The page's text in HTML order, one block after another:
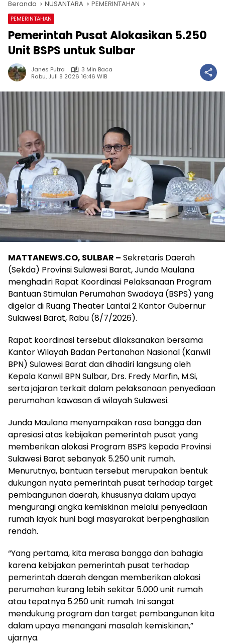
Beranda NUSANTARA PEMERINTAHAN
PEMERINTAHAN
Pemerintah Pusat Alokasikan 5.250
Unit BSPS untuk Sulbar
Janes Putra
3 Min Baca
Rabu, Juli 8 2026 16:46 WIB
MATTANEWS.CO, SULBAR – Sekretaris Daerah
(Sekda) Provinsi Sulawesi Barat, Junda Maulana
menghadiri Rapat Koordinasi Pelaksanaan Program
Bantuan Stimulan Perumahan Swadaya (BSPS) yang
digelar di Ruang Theater Lantai 2 Kantor Gubernur
Sulawesi Barat, Rabu (8/7/2026).
Rapat koordinasi tersebut dilaksanakan bersama
Kantor Wilayah Badan Pertanahan Nasional (Kanwil
BPN) Sulawesi Barat dan dihadiri langsung oleh
Kepala Kanwil BPN Sulbar, Drs. Fredy Marfin, M.Si,
serta jajaran terkait dalam pelaksanaan penyediaan
perumahan kawasan di wilayah Sulawesi.
Junda Maulana menyampaikan rasa bangga dan
apresiasi atas kebijakan pemerintah pusat yang
memberikan alokasi Program BSPS kepada Provinsi
Sulawesi Barat sebanyak 5.250 unit rumah.
Menurutnya, bantuan tersebut merupakan bentuk
dukungan nyata pemerintah pusat terhadap target
pembangunan daerah, khususnya dalam upaya
mengurangi angka kemiskinan melalui penyediaan
rumah layak huni bagi masyarakat berpenghasilan
rendah.
“Yang pertama, kita merasa bangga dan bahagia
karena kebijakan pemerintah pusat terhadap
pemerintah daerah dengan memberikan alokasi
perumahan kurang lebih sekitar 5.000 unit rumah
atau tepatnya 5.250 unit rumah. Ini sangat
mendukung program dan target pembangunan kita
dalam upaya menangani masalah kemiskinan,”
ujarnya.